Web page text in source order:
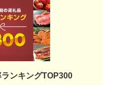
ンキングTOP300